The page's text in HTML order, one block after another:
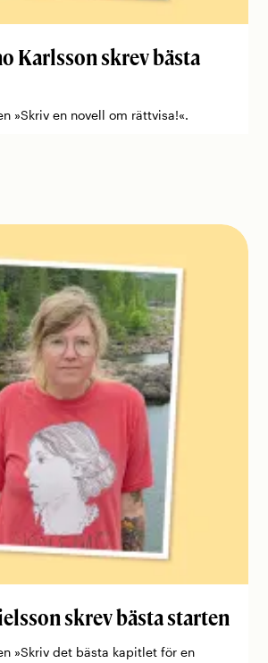
Karlsson skrev bästa
»Skriv en novell om rättvisa!«.
skrev bästa starten
»Skriv det bästa kapitlet för en